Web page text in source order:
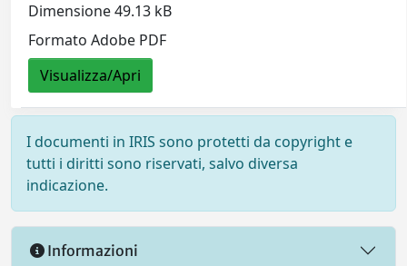
Dimensione 49.13 kB
Formato Adobe PDF
Visualizza/Apri
I documenti in IRIS sono protetti da copyright e
tutti i diritti sono riservati, salvo diversa
indicazione.
Informazioni